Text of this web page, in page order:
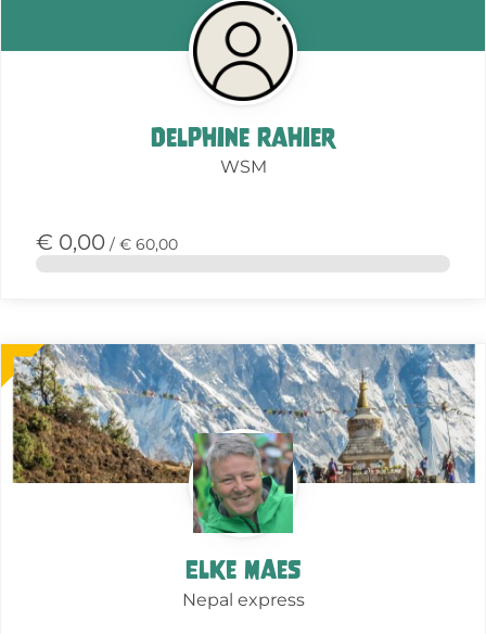
Delphine Rahier
WSM
€ 0,00 / € 60,00
Elke Maes
Nepal express
Meer
over
deze
actie